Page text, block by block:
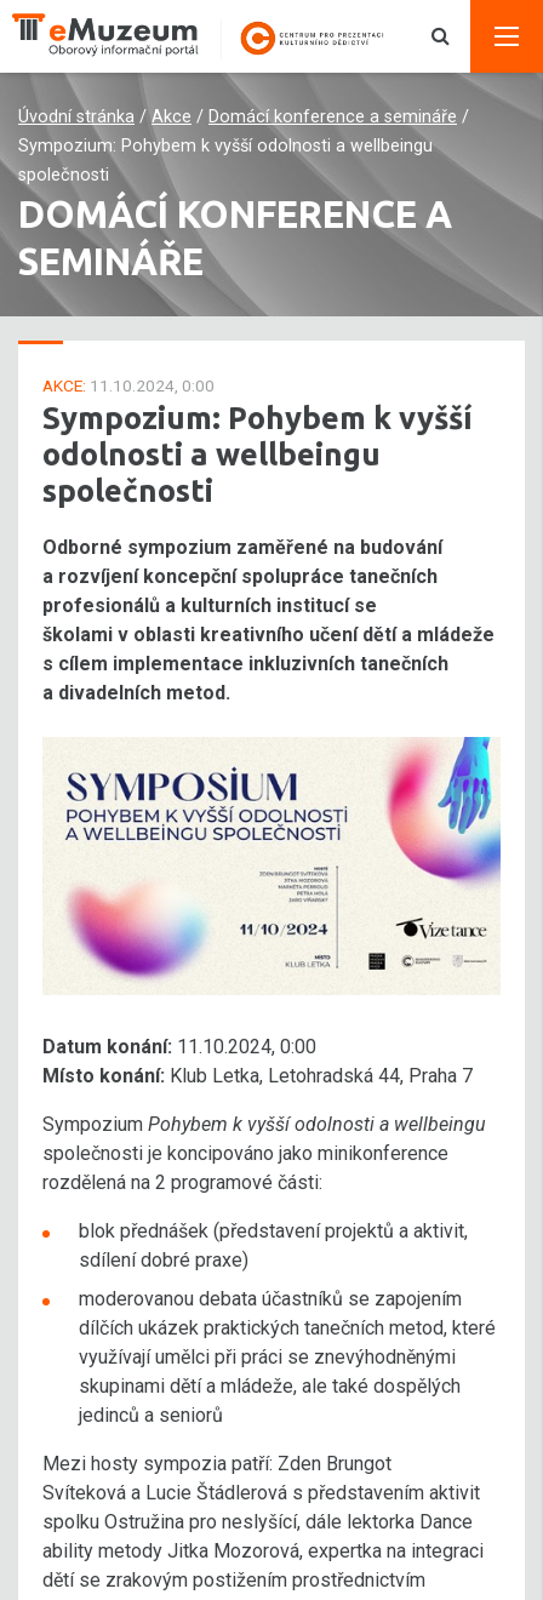
Úvodní stránka / Akce / Domácí konference a semináře /
Sympozium: Pohybem k vyšší odolnosti a wellbeingu
společnosti
DOMÁCÍ KONFERENCE A
SEMINÁŘE
AKCE: 11.10.2024, 0:00
Sympozium: Pohybem k vyšší
odolnosti a wellbeingu
společnosti
Odborné sympozium zaměřené na budování
a rozvíjení koncepční spolupráce tanečních
profesionálů a kulturních institucí se
školami v oblasti kreativního učení dětí a mládeže
s cílem implementace inkluzivních tanečních
a divadelních metod.
Datum konání: 11.10.2024, 0:00
Místo konání: Klub Letka, Letohradská 44, Praha 7
Sympozium Pohybem k vyšší odolnosti a wellbeingu
společnosti je koncipováno jako minikonference
rozdělená na 2 programové části:
blok přednášek (představení projektů a aktivit,
sdílení dobré praxe)
moderovanou debata účastníků se zapojením
dílčích ukázek praktických tanečních metod, které
využívají umělci při práci se znevýhodněnými
skupinami dětí a mládeže, ale také dospělých
jedinců a seniorů
Mezi hosty sympozia patří: Zden Brungot
Svíteková a Lucie Štádlerová s představením aktivit
spolku Ostružina pro neslyšící, dále lektorka Dance
ability metody Jitka Mozorová, expertka na integraci
dětí se zrakovým postižením prostřednictvím